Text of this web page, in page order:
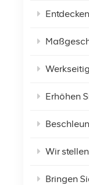
Entdecken Sie die Kraft
Maßgeschneidertes
Werkseitig angepasstes Hochleistungs-
Erhöhen Sie Ihre
Beschleunigen Sie
Wir stellen vor: den
Bringen Sie Ihr Energiespiel auf